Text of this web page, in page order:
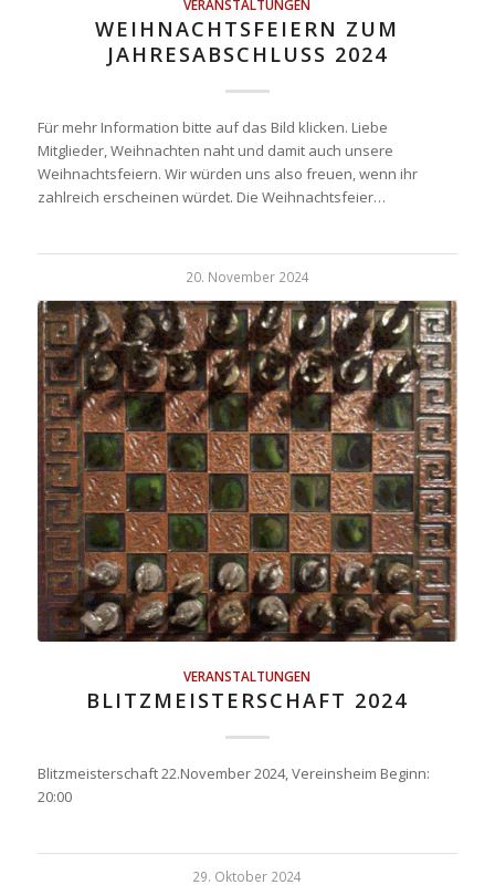
VERANSTALTUNGEN
WEIHNACHTSFEIERN ZUM
JAHRESABSCHLUSS 2024
Für mehr Information bitte auf das Bild klicken. Liebe
Mitglieder, Weihnachten naht und damit auch unsere
Weihnachtsfeiern. Wir würden uns also freuen, wenn ihr
zahlreich erscheinen würdet. Die Weihnachtsfeier…
20. November 2024
VERANSTALTUNGEN
BLITZMEISTERSCHAFT 2024
Blitzmeisterschaft 22.November 2024, Vereinsheim Beginn:
20:00
29. Oktober 2024